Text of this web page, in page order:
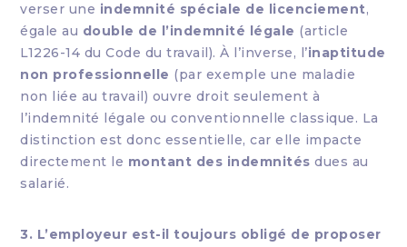
verser une indemnité spéciale de licenciement,
égale au double de l’indemnité légale (article
L1226-14 du Code du travail). À l’inverse, l’inaptitude
non professionnelle (par exemple une maladie
non liée au travail) ouvre droit seulement à
l’indemnité légale ou conventionnelle classique. La
distinction est donc essentielle, car elle impacte
directement le montant des indemnités dues au
salarié.
3. L’employeur est-il toujours obligé de proposer